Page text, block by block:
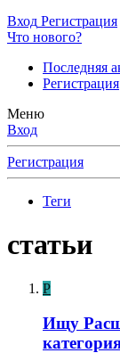
Вход Регистрация
Что нового?
Последняя
Регистрация
Меню
Вход
Регистрация
Теги
статьи
P
Ищу